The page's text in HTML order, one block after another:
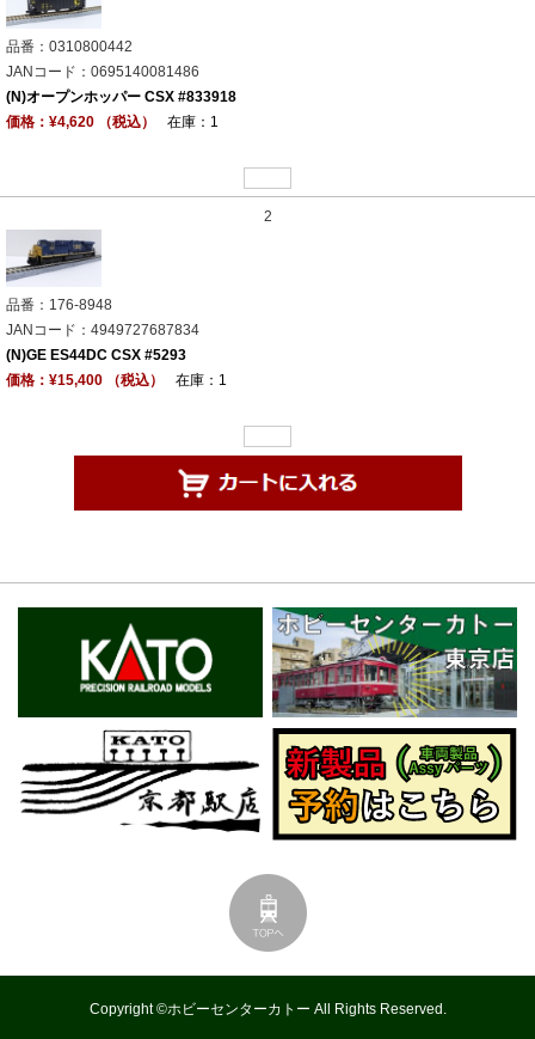
品番：0310800442
JANコード：0695140081486
(N)オープンホッパー CSX #833918
価格：¥4,620 （税込）
在庫：1
2
品番：176-8948
JANコード：4949727687834
(N)GE ES44DC CSX #5293
価格：¥15,400 （税込）
在庫：1
Copyright ©ホビーセンターカトー All Rights Reserved.